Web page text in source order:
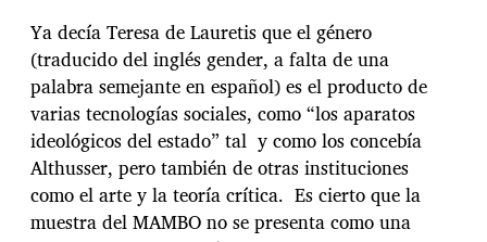
Ya decía Teresa de Lauretis que el género
(traducido del inglés gender, a falta de una
palabra semejante en español) es el producto de
varias tecnologías sociales, como “los aparatos
ideológicos del estado” tal y como los concebía
Althusser, pero también de otras instituciones
como el arte y la teoría crítica. Es cierto que la
muestra del MAMBO no se presenta como una